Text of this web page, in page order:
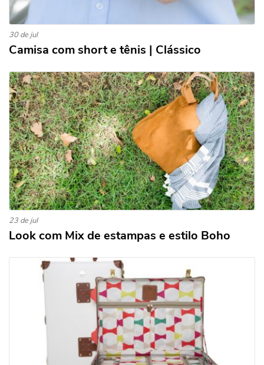
30 de jul
Camisa com short e tênis | Clássico
23 de jul
Look com Mix de estampas e estilo Boho